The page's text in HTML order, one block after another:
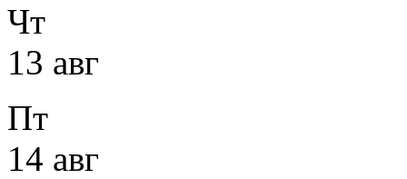
Чт
13 авг
Пт
14 авг